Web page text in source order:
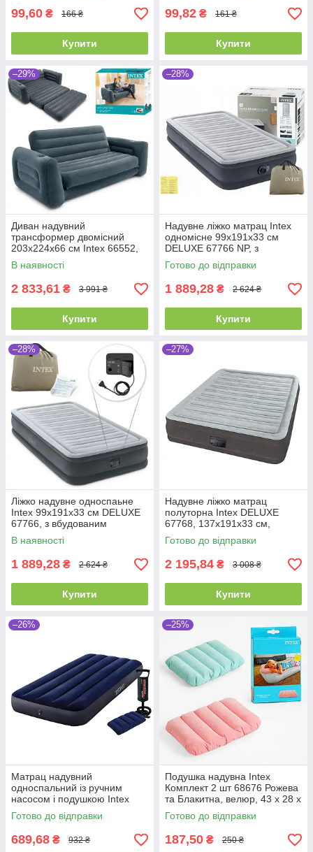
99,60 ₴ 166 ₴
Купити
99,82 ₴ 161 ₴
Купити
–29%
Диван надувний
трансформер двомісний
203х224х66 см Intex 66552,
велюровий, двоспальний
В наявності
2 833,61 ₴ 3 991 ₴
Купити
–28%
Надувне ліжко матрац Intex
одномісне 99х191х33 см
DELUXE 67766 NP, з
вбудованим насосом 220V
Готово до відправки
1 889,28 ₴ 2 624 ₴
Купити
–28%
Ліжко надувне односпаьне
Intex 99х191х33 см DELUXE
67766, з вбудованим
насосом 220V
В наявності
1 889,28 ₴ 2 624 ₴
Купити
–27%
Надувне ліжко матрац
полуторна Intex DELUXE
67768, 137х191х33 см,
велюровий, з вбудованим
насосом 220V
Готово до відправки
2 195,84 ₴ 3 008 ₴
Купити
–26%
Матрац надувний
односпальний із ручним
насосом і подушкою Intex
64756, одномісний,
велюровий, 76х191х25см
Готово до відправки
689,68 ₴ 932 ₴
–25%
Подушка надувна Intex
Комплект 2 шт 68676 Рожева
та Блакитна, велюр, 43 х 28 х
9 см,
Готово до відправки
187,50 ₴ 250 ₴